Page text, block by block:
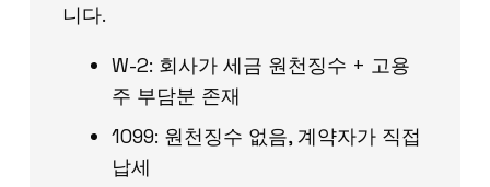
니다.
W-2: 회사가 세금 원천징수 + 고용
주 부담분 존재
1099: 원천징수 없음, 계약자가 직접
납세